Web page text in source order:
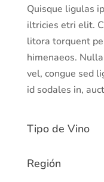
Quisque ligulas
iltricies etri elit.
litora torquent
himenaeos.
vel, congue sed
id sodales in,
Tipo de Vino
Región